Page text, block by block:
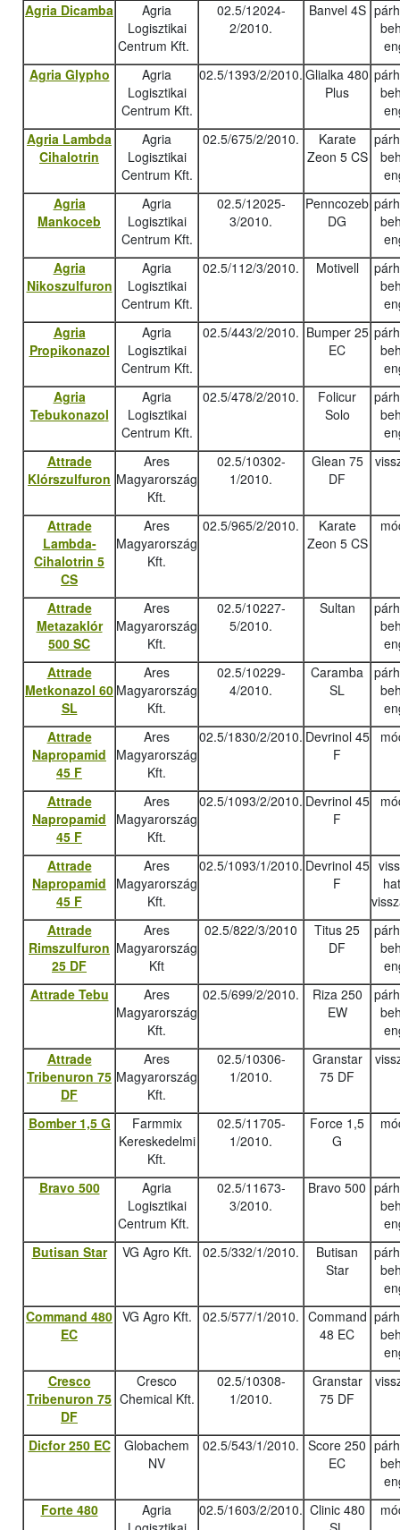
Agria Dicamba
Agria
Logisztikai
Centrum Kft.
02.5/12024-
2/2010.
Banvel 4S
Agria Glypho
Agria
Logisztikai
Centrum Kft.
02.5/1393/2/2010. Glialka 480
Plus
Agria Lambda
Cihalotrin
Agria
Logisztikai
Centrum Kft.
02.5/675/2/2010.
Karate
Zeon 5 CS
Agria
Mankoceb
Agria
Logisztikai
Centrum Kft.
02.5/12025-
3/2010.
Penncozeb
DG
Agria
Nikoszulfuron
Agria
Logisztikai
Centrum Kft.
02.5/112/3/2010. Motivell
Agria
Propikonazol
Agria
Logisztikai
Centrum Kft.
02.5/443/2/2010. Bumper 25
EC
Agria
Tebukonazol
Agria
Logisztikai
Centrum Kft.
02.5/478/2/2010.
Folicur
Solo
Attrade
Klórszulfuron
Ares
Magyarország
Kft.
02.5/10302-
1/2010.
Glean 75
DF
Attrade
Lambda-
Cihalotrin 5
CS
Ares
Magyarország
Kft.
02.5/965/2/2010.
Karate
Zeon 5 CS
Attrade
Metazaklór
500 SC
Ares
Magyarország
Kft.
02.5/10227-
5/2010.
Sultan
Attrade
Metkonazol 60
SL
Ares
Magyarország
Kft.
02.5/10229-
4/2010.
Caramba
SL
Attrade
Napropamid
45 F
Ares
Magyarország
Kft.
02.5/1830/2/2010. Devrinol 45
F
Attrade
Napropamid
45 F
Ares
Magyarország
Kft.
02.5/1093/2/2010. Devrinol 45
F
Attrade
Napropamid
45 F
Ares
Magyarország
Kft.
02.5/1093/1/2010. Devrinol 45
F
Attrade
Rimszulfuron
25 DF
Ares
Magyarország
Kft
02.5/822/3/2010
Titus 25
DF
Attrade Tebu
Ares
Magyarország
Kft.
02.5/699/2/2010.
Riza 250
EW
Attrade
Tribenuron 75
DF
Ares
Magyarország
Kft.
02.5/10306-
1/2010.
Granstar
75 DF
Bomber 1,5 G
Farmmix
Kereskedelmi
Kft.
02.5/11705-
1/2010.
Force 1,5
G
Bravo 500
Agria
Logisztikai
Centrum Kft.
02.5/11673-
3/2010.
Bravo 500
Butisan Star
VG Agro Kft. 02.5/332/1/2010.
Butisan
Star
Command 480
EC
VG Agro Kft. 02.5/577/1/2010. Command
48 EC
Cresco
Tribenuron 75
DF
Cresco
Chemical Kft.
02.5/10308-
1/2010.
Granstar
75 DF
Dicfor 250 EC
Globachem
NV
02.5/543/1/2010. Score 250
EC
Forte 480
Agria
02.5/1603/2/2010. Clinic 480